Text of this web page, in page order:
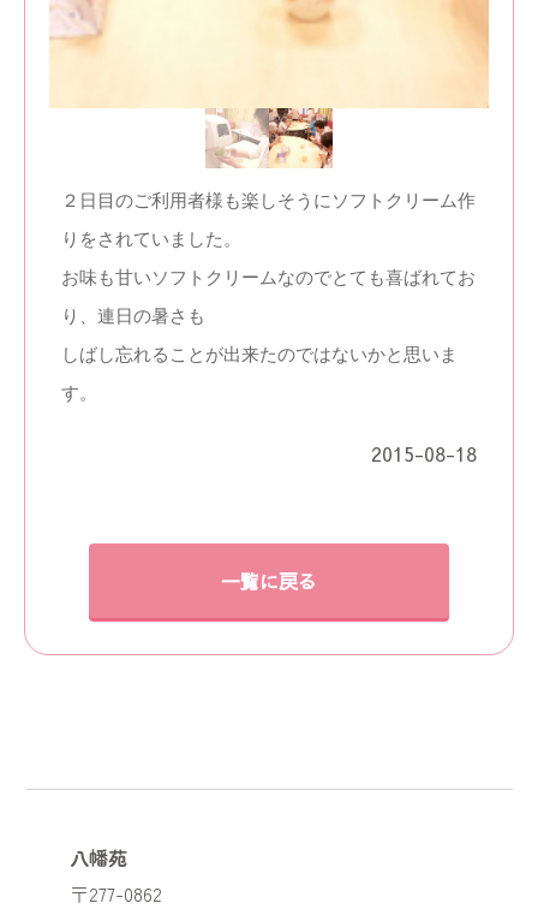
２日目のご利用者様も楽しそうにソフトクリーム作
りをされていました。
お味も甘いソフトクリームなのでとても喜ばれてお
り、連日の暑さも
しばし忘れることが出来たのではないかと思いま
す。
2015-08-18
一覧に戻る
八幡苑
〒277-0862